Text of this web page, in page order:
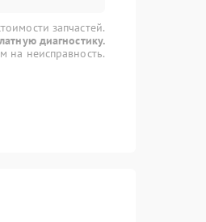
запчастей.
диагностику.
на неисправность.